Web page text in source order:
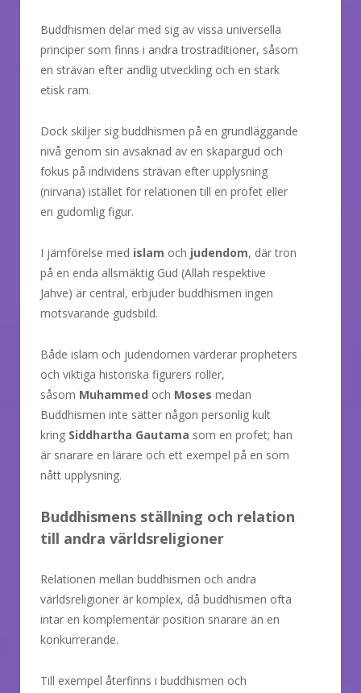
Buddhismen delar med sig av vissa universella
principer som finns i andra trostraditioner, såsom
en strävan efter andlig utveckling och en stark
etisk ram.
Dock skiljer sig buddhismen på en grundläggande
nivå genom sin avsaknad av en skapargud och
fokus på individens strävan efter upplysning
(nirvana) istället för relationen till en profet eller
en gudomlig figur.
I jämförelse med islam och judendom, där tron
på en enda allsmäktig Gud (Allah respektive
Jahve) är central, erbjuder buddhismen ingen
motsvarande gudsbild.
Både islam och judendomen värderar propheters
och viktiga historiska figurers roller,
såsom Muhammed och Moses medan
Buddhismen inte sätter någon personlig kult
kring Siddhartha Gautama som en profet; han
är snarare en lärare och ett exempel på en som
nått upplysning.
Buddhismens ställning och relation
till andra världsreligioner
Relationen mellan buddhismen och andra
världsreligioner är komplex, då buddhismen ofta
intar en komplementär position snarare än en
konkurrerande.
Till exempel återfinns i buddhismen och